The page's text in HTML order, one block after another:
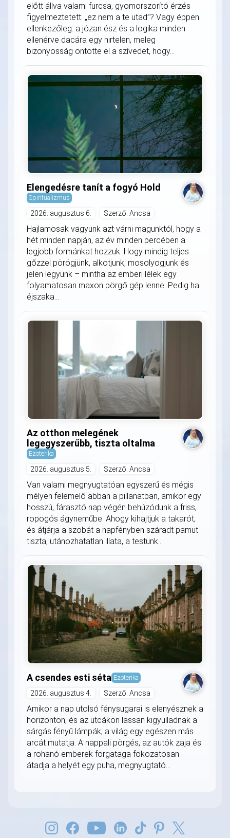
előtt állva valami furcsa, gyomorszorító érzés
figyelmeztetett: „ez nem a te utad”? Vagy éppen
ellenkezőleg: a józan ész és a logika minden
ellenérve dacára egy hirtelen, meleg
bizonyosság öntötte el a szívedet, hogy...
Elengedésre tanít a fogyó Hold
Spiritualizmus
2026. augusztus 6. Szerző: Ancsa
Hajlamosak vagyunk azt várni magunktól, hogy a
hét minden napján, az év minden percében a
legjobb formánkat hozzuk. Hogy mindig teljes
gőzzel pörögjünk, alkotjunk, mosolyogjunk és
jelen legyünk – mintha az emberi lélek egy
folyamatosan maxon pörgő gép lenne. Pedig ha
éjszaka...
Az otthon melegének
legegyszerűbb, tiszta oltalma
Ezoterika
2026. augusztus 5. Szerző: Ancsa
Van valami megnyugtatóan egyszerű és mégis
mélyen felemelő abban a pillanatban, amikor egy
hosszú, fárasztó nap végén behúzódunk a friss,
ropogós ágyneműbe. Ahogy kihajtjuk a takarót,
és átjárja a szobát a napfényben száradt pamut
tiszta, utánozhatatlan illata, a testünk...
A csendes esti séta Ezoterika
2026. augusztus 4. Szerző: Ancsa
Amikor a nap utolsó fénysugarai is elenyésznek a
horizonton, és az utcákon lassan kigyulladnak a
sárgás fényű lámpák, a világ egy egészen más
arcát mutatja. A nappali pörgés, az autók zaja és
a rohanó emberek forgataga fokozatosan
átadja a helyét egy puha, megnyugtató...